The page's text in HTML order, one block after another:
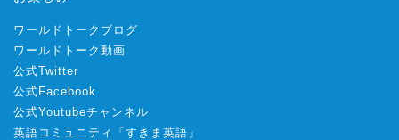
ワールドトークブログ
ワールドトーク動画
公式Twitter
公式Facebook
公式Youtubeチャンネル
英語コミュニティ「すきま英語」